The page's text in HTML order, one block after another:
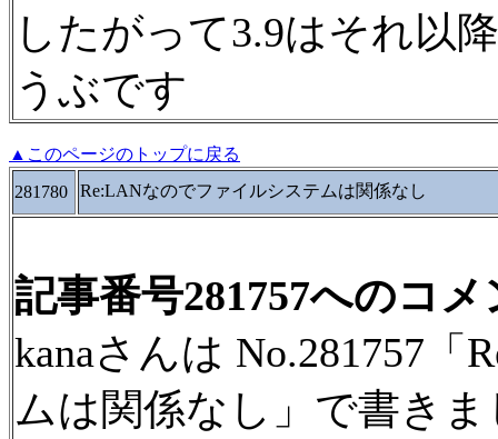
したがって3.9はそれ以
うぶです
▲このページのトップに戻る
281780
Re:LANなのでファイルシステムは関係なし
記事番号281757へのコメ
kanaさんは No.281757
ムは関係なし」で書き